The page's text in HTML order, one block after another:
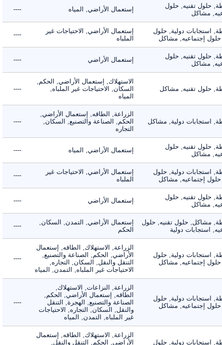
حلول تقنيه, حلول
مشاكل
إستعمال الأراضي, المياه ----
استجابات دولية, حلول
إجتماعيه, مشاكل
إستعمال الأراضي, الاحتياجات غير
الملباه
----
حلول تقنيه, حلول
مشاكل
إستعمال الأراضي ----
حلول تقنيه, مشاكل
الاستهلاك, إستعمال الأراضي, الحكم,
السكان, الاحتياجات غير الملباه,
المياه
----
استجابات دولية, مشاكل
الزراعة, الطاقه, إستعمال الأراضي,
الحكم, الصناعة والتصنيع, السكان,
التجاره
----
حلول تقنيه, حلول
مشاكل
إستعمال الأراضي, المياه ----
استجابات دولية, حلول
إجتماعيه, مشاكل
إستعمال الأراضي, الاحتياجات غير
الملباه
----
حلول تقنيه, حلول
مشاكل
إستعمال الأراضي ----
مشاكل, حلول تقنيه, حلول
استجابات دولية
إستعمال الأراضي, التمدن, السكان,
الحكم
----
استجابات دولية, حلول
إجتماعيه, مشاكل
الزراعة, الاستهلاك, الطاقه, إستعمال
الأراضي, الحكم, الصناعة والتصنيع,
التنقل والنقل, السكان, التجاره,
الاحتياجات غير الملباه, التمدن, المياه
----
استجابات دولية, حلول
إجتماعيه, مشاكل
الزراعة, النزاعات, الاستهلاك,
الطاقه, إستعمال الأراضي, الحكم,
الصناعة والتصنيع, الهجرة, التنقل
والنقل, السكان, التجاره, الاحتياجات
غير الملباه, التمدن, المياه
----
استجابات دولية, حلول
الزراعة, الاستهلاك, الطاقه, إستعمال
الأراضي, الحكم, التنقل والنقل,